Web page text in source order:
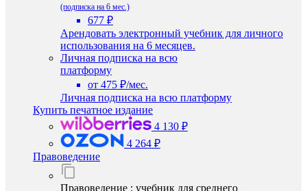
(подписка на 6 мес.)
677 ₽
Арендовать электронный учебник для личного
использования на 6 месяцев.
Личная подписка на всю
платформу
от 475 ₽/мес.
Личная подписка на всю платформу
Купить печатное издание
4 130 ₽
4 264 ₽
Правоведение
Правоведение : учебник для среднего